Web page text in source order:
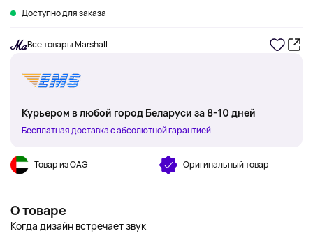
Доступно для заказа
Все товары Marshall
Курьером в любой город Беларуси за 8-10 дней
Бесплатная доставка с абсолютной гарантией
Товар из ОАЭ Оригинальный товар
О товаре
Когда дизайн встречает звук